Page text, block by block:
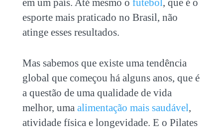
em um país. Até mesmo o futebol, que é o
esporte mais praticado no Brasil, não
atinge esses resultados.
Mas sabemos que existe uma tendência
global que começou há alguns anos, que é
a questão de uma qualidade de vida
melhor, uma alimentação mais saudável,
atividade física e longevidade. E o Pilates